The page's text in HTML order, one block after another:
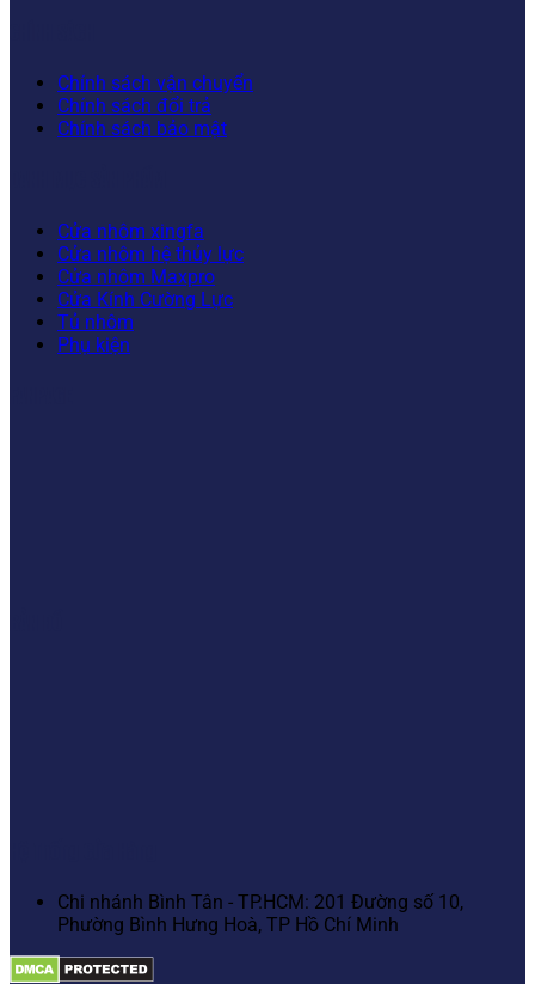
Chính sách vận chuyển
Chính sách đổi trả
Chính sách bảo mật
Cửa nhôm xingfa
Cửa nhôm hệ thủy lực
Cửa nhôm Maxpro
Cửa Kính Cường Lực
Tủ nhôm
Phụ kiện
Chi nhánh Bình Tân - TP.HCM: 201 Đường số 10,
Phường Bình Hưng Hoà, TP Hồ Chí Minh